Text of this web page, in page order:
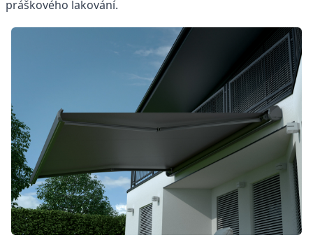
práškového lakování.